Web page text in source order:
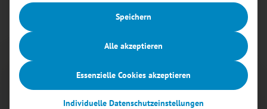
<kes>+
Speichern
Alle akzeptieren
Essenzielle Cookies akzeptieren
Individuelle Datenschutzeinstellungen